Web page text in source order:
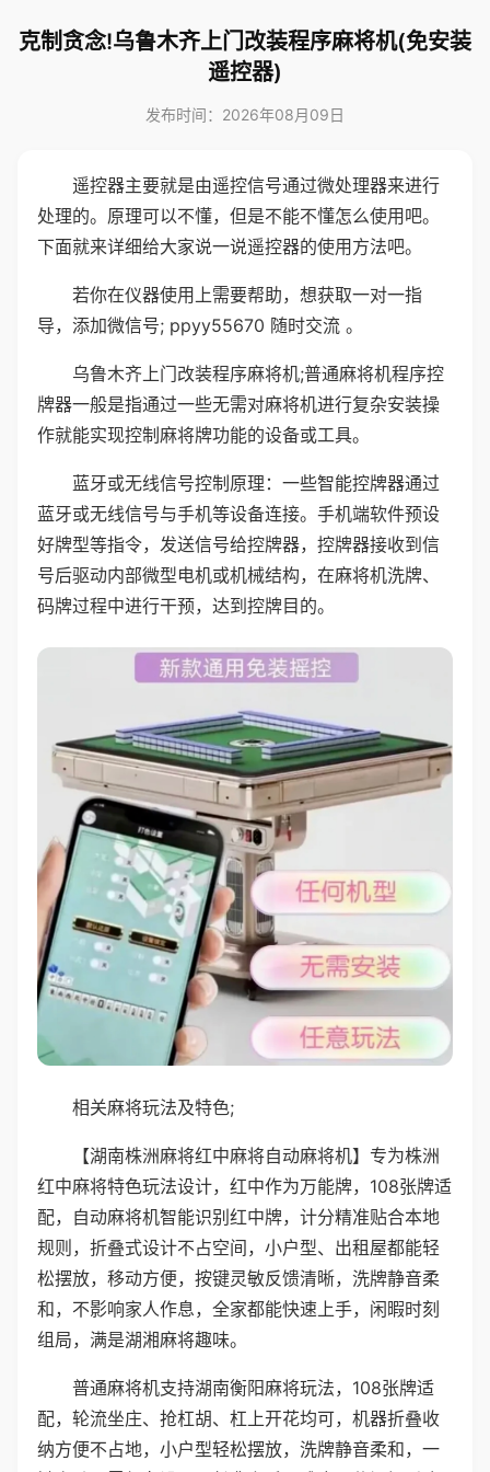
克制贪念!乌鲁木齐上门改装程序麻将机(免安装
遥控器)
发布时间：2026年08月09日
遥控器主要就是由遥控信号通过微处理器来进行
处理的。原理可以不懂，但是不能不懂怎么使用吧。
下面就来详细给大家说一说遥控器的使用方法吧。
若你在仪器使用上需要帮助，想获取一对一指
导，添加微信号; ppyy55670 随时交流 。
乌鲁木齐上门改装程序麻将机;普通麻将机程序控
牌器一般是指通过一些无需对麻将机进行复杂安装操
作就能实现控制麻将牌功能的设备或工具。
蓝牙或无线信号控制原理：一些智能控牌器通过
蓝牙或无线信号与手机等设备连接。手机端软件预设
好牌型等指令，发送信号给控牌器，控牌器接收到信
号后驱动内部微型电机或机械结构，在麻将机洗牌、
码牌过程中进行干预，达到控牌目的。
相关麻将玩法及特色;
【湖南株洲麻将红中麻将自动麻将机】专为株洲
红中麻将特色玩法设计，红中作为万能牌，108张牌适
配，自动麻将机智能识别红中牌，计分精准贴合本地
规则，折叠式设计不占空间，小户型、出租屋都能轻
松摆放，移动方便，按键灵敏反馈清晰，洗牌静音柔
和，不影响家人作息，全家都能快速上手，闲暇时刻
组局，满是湖湘麻将趣味。
普通麻将机支持湖南衡阳麻将玩法，108张牌适
配，轮流坐庄、抢杠胡、杠上开花均可，机器折叠收
纳方便不占地，小户型轻松摆放，洗牌静音柔和，一